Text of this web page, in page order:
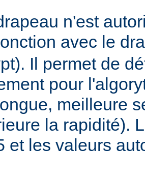
n'est
avec le
Il permet de
pour
meilleure
la rapidité).
et les valeurs